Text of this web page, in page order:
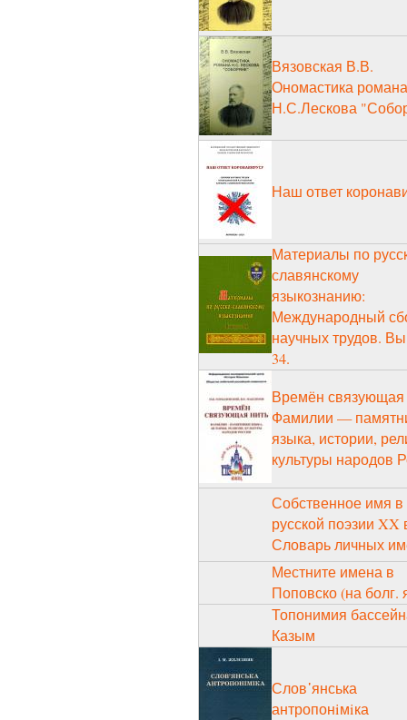
Вязовская В.В.
Ономастика романа
Н.С.Лескова
Наш ответ
Материалы по
славянскому
языкознанию:
Международный
научных трудов.
34.
Времён связующая
Фамилии —
языка, истории,
культуры народов
Собственное имя в
русской поэзии XX
Словарь личных
Местните имена в
Поповско (на болг.
Топонимия
Казым
Слов᾽янська
антропонiмiка